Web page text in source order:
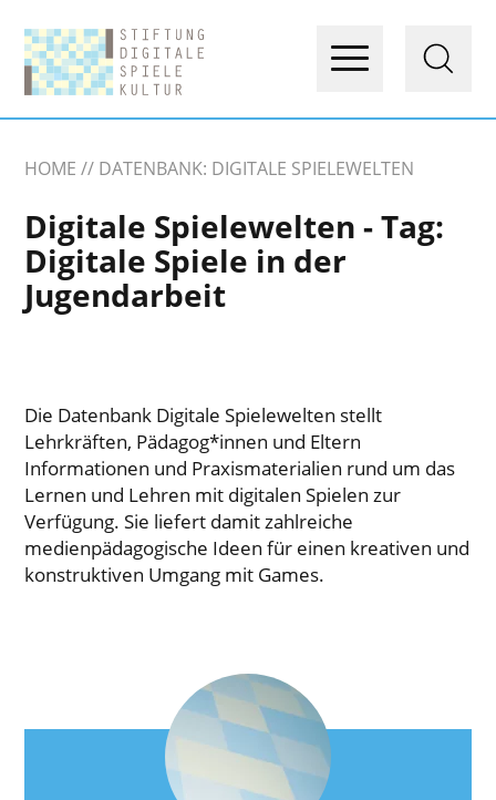
HOME DATENBANK: DIGITALE SPIELEWELTEN
Digitale Spielewelten - Tag:
Digitale Spiele in der
Jugendarbeit
Die Datenbank Digitale Spielewelten stellt
Lehrkräften, Pädagog*innen und Eltern
Informationen und Praxismaterialien rund um das
Lernen und Lehren mit digitalen Spielen zur
Verfügung. Sie liefert damit zahlreiche
medienpädagogische Ideen für einen kreativen und
konstruktiven Umgang mit Games.